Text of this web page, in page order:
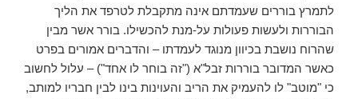
לתמרץ בוררים שעמדתם אינה מתקבלת לטרפד את הליך
הבוררות ולעשות פעולות על-מנת להכשילו. בורר אשר מבין
שהרוח נושבת בכיוון מנוגד לעמדתו – והדברים אמורים בפרט
כאשר המדובר בוררות זבל"א ("זה בוחר לו אחד") – עלול לחשוב
כי "מוטב" לו להעמיק את הריב והעוינות בינו לבין חבריו למותב,